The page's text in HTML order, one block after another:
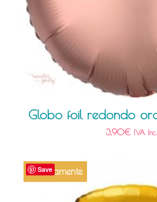
Globo foil redondo
3,90€ IVA Inc.
Próximamente
Save